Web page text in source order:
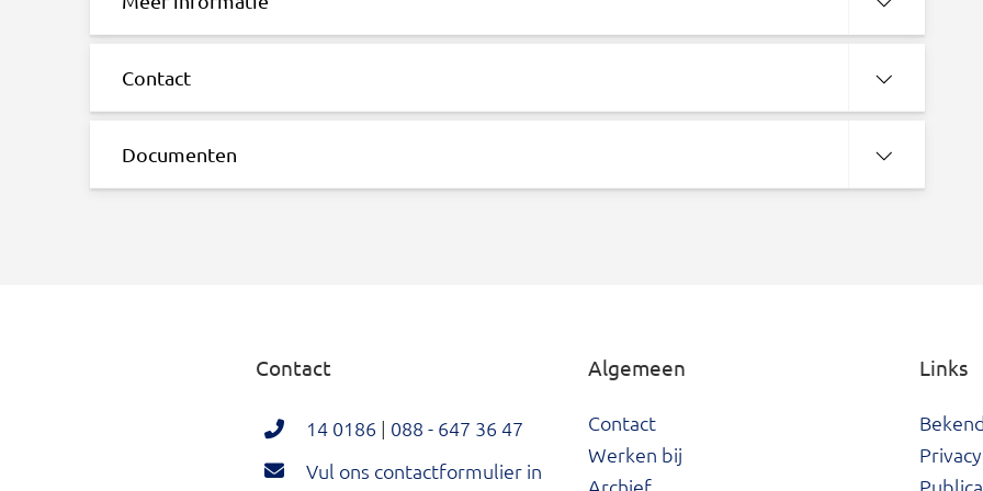
Contact
Documenten
Contact
14 0186 | 088 - 647 36 47
Vul ons contactformulier in
Algemeen
Contact
Werken bij
Links
Privacy